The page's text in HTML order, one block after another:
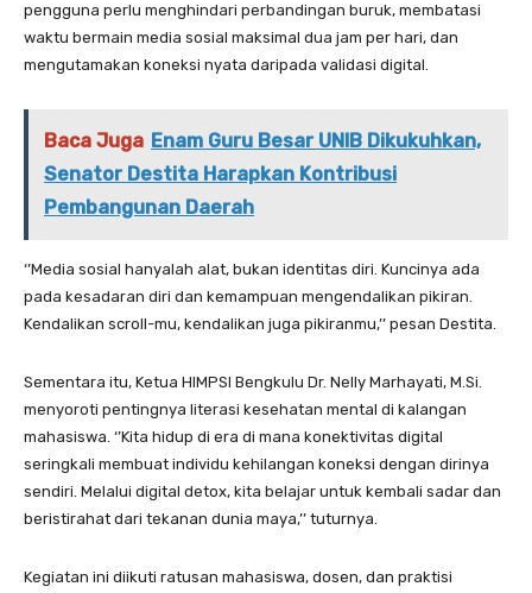
pengguna perlu menghindari perbandingan buruk, membatasi
waktu bermain media sosial maksimal dua jam per hari, dan
mengutamakan koneksi nyata daripada validasi digital.
Baca Juga Enam Guru Besar UNIB Dikukuhkan,
Senator Destita Harapkan Kontribusi
Pembangunan Daerah
‘’Media sosial hanyalah alat, bukan identitas diri. Kuncinya ada
pada kesadaran diri dan kemampuan mengendalikan pikiran.
Kendalikan scroll-mu, kendalikan juga pikiranmu,’’ pesan Destita.
Sementara itu, Ketua HIMPSI Bengkulu Dr. Nelly Marhayati, M.Si.
menyoroti pentingnya literasi kesehatan mental di kalangan
mahasiswa. ‘’Kita hidup di era di mana konektivitas digital
seringkali membuat individu kehilangan koneksi dengan dirinya
sendiri. Melalui digital detox, kita belajar untuk kembali sadar dan
beristirahat dari tekanan dunia maya,’’ tuturnya.
Kegiatan ini diikuti ratusan mahasiswa, dosen, dan praktisi